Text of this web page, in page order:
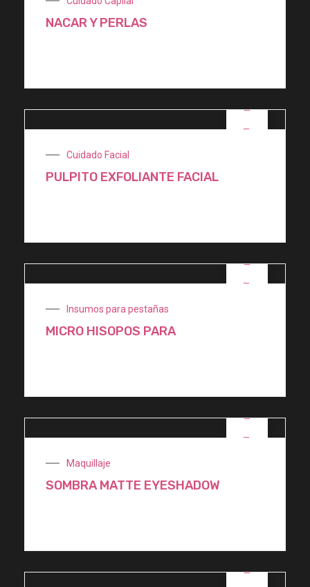
NACAR Y PERLAS
OFERTA
Cuidado Facial
PULPITO EXFOLIANTE FACIAL
OFERTA
Insumos para pestañas
MICRO HISOPOS PARA
OFERTA
Maquillaje
SOMBRA MATTE EYESHADOW